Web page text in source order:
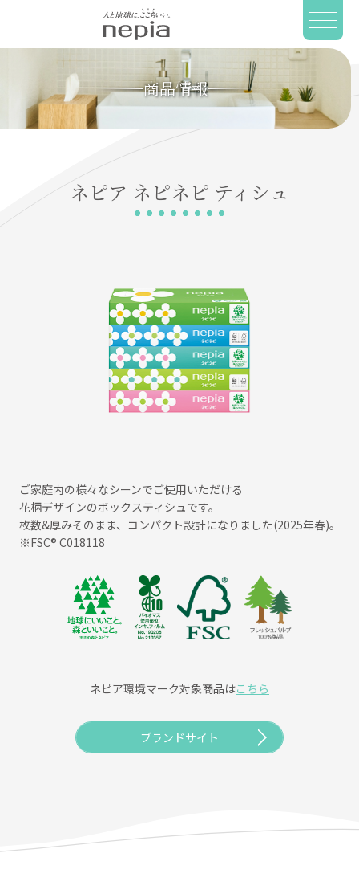
商品情報
ネピア ネピネピ ティシュ
ご家庭内の様々なシーンでご使用いただける
花柄デザインのボックスティシュです。
枚数&厚みそのまま、コンパクト設計になりました(2025年春)。
※FSC® C018118
ネピア環境マーク対象商品はこちら
ブランドサイト